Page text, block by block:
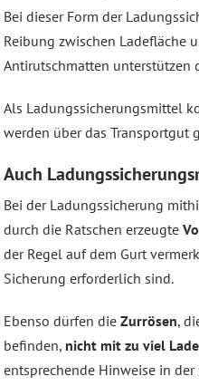
Bei dieser Form der
Reibung zwischen Ladefläche
Antirutschmatten unterstützen
Als Ladungssicherungsmittel
werden über das Transportgut
Auch
Bei der Ladungssicherung
durch die Ratschen erzeugte
der Regel auf dem Gurt
Sicherung erforderlich sind.
Ebenso dürfen die Zurrösen,
befinden, nicht mit zu viel
entsprechende Hinweise in